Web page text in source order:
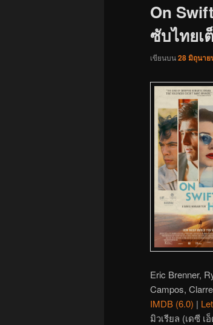
On
ซับไทยเ
เขียนบน28 มิถุนาย
Eric Brenner,
Campos,
IMDB (6.0) |
มิวเรียล (เดซี